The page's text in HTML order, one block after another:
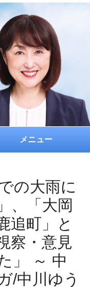
メニュー
の大雨に
、「大岡
追町」と
察・意見
」 ～ 中
/中川ゆう